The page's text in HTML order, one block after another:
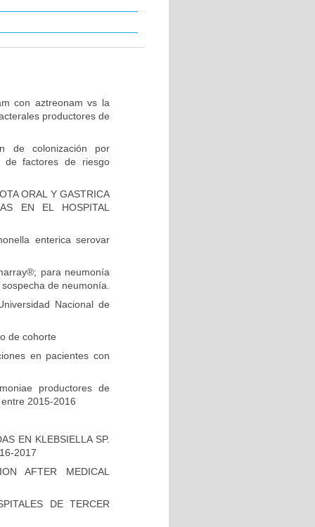
con aztreonam vs la
productores de
de colonización por
de factores de riesgo
ORAL Y GASTRICA
EN EL HOSPITAL
enterica serovar
para neumonía
de neumonía.
Nacional de
de cohorte
en pacientes con
productores de
2015-2016
EN KLEBSIELLA SP.
2017
AFTER MEDICAL
DE TERCER